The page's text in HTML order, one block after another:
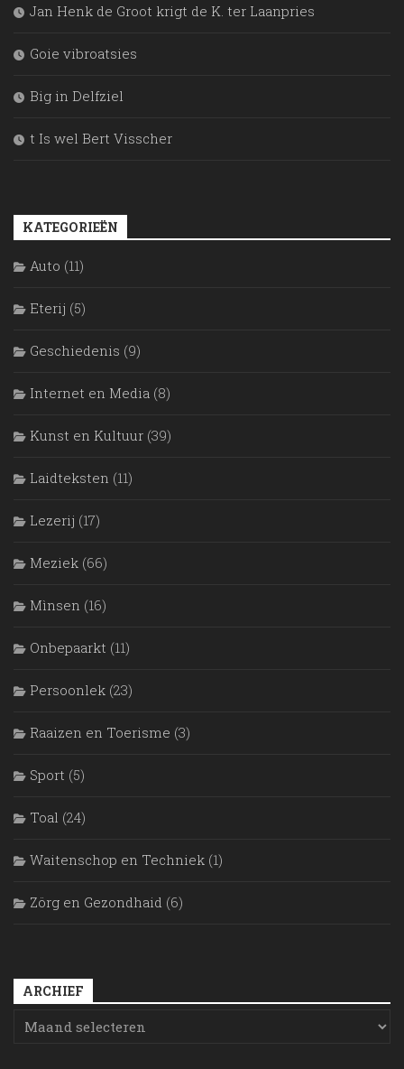
Jan Henk de Groot krigt de K. ter Laanpries
Goie vibroatsies
Big in Delfziel
t Is wel Bert Visscher
KATEGORIEËN
Auto (11)
Eterij (5)
Geschiedenis (9)
Internet en Media (8)
Kunst en Kultuur (39)
Laidteksten (11)
Lezerij (17)
Meziek (66)
Mìnsen (16)
Onbepaarkt (11)
Persoonlek (23)
Raaizen en Toerisme (3)
Sport (5)
Toal (24)
Waitenschop en Techniek (1)
Zörg en Gezondhaid (6)
ARCHIEF